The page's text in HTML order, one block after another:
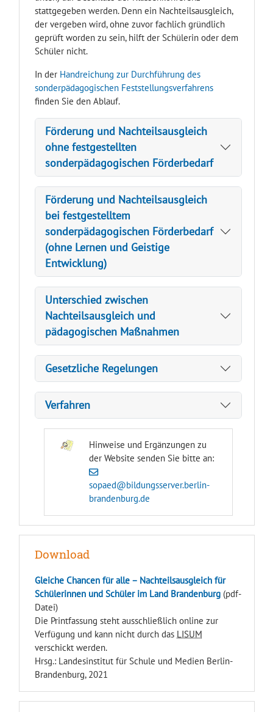
stattgegeben werden. Denn ein Nachteilsausgleich,
der vergeben wird, ohne zuvor fachlich gründlich
geprüft worden zu sein, hilft der Schülerin oder dem
Schüler nicht.
In der Handreichung zur Durchführung des
sonderpädagogischen Feststellungsverfahrens
finden Sie den Ablauf.
Förderung und Nachteilsausgleich
ohne festgestellten
sonderpädagogischen Förderbedarf
Förderung und Nachteilsausgleich
bei festgestelltem
sonderpädagogischen Förderbedarf
(ohne Lernen und Geistige
Entwicklung)
Unterschied zwischen
Nachteilsausgleich und
pädagogischen Maßnahmen
Gesetzliche Regelungen
Verfahren
Hinweise und Ergänzungen zu
der Website senden Sie bitte an:
sopaed@bildungsserver.berlin-
brandenburg.de
Download
Gleiche Chancen für alle – Nachteilsausgleich für
Schülerinnen und Schüler im Land Brandenburg (pdf-
Datei)
Die Printfassung steht ausschließlich online zur
Verfügung und kann nicht durch das LISUM
verschickt werden.
Hrsg.: Landesinstitut für Schule und Medien Berlin-
Brandenburg, 2021